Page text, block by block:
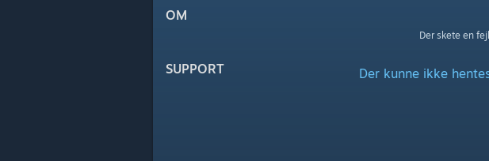
OM
SUPPORT
Der skete en
Der kunne ikke